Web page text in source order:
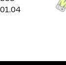
01.04